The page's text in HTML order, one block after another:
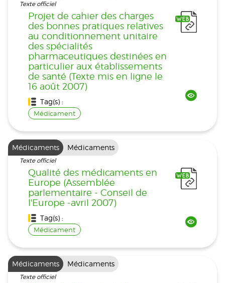
Texte officiel
Projet de cahier des charges
des bonnes pratiques relatives
au conditionnement unitaire
des spécialités
pharmaceutiques destinées en
particulier aux établissements
de santé (Texte mis en ligne le
16 août 2007)
Tag(s) :
Médicament
Médicaments Médicaments
Texte officiel
Qualité des médicaments en
Europe (Assemblée
parlementaire - Conseil de
l'Europe -avril 2007)
Tag(s) :
Médicament
Médicaments Médicaments
Texte officiel